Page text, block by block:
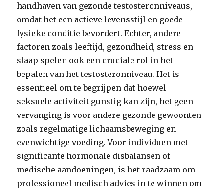
handhaven van gezonde testosteronniveaus,
omdat het een actieve levensstijl en goede
fysieke conditie bevordert. Echter, andere
factoren zoals leeftijd, gezondheid, stress en
slaap spelen ook een cruciale rol in het
bepalen van het testosteronniveau. Het is
essentieel om te begrijpen dat hoewel
seksuele activiteit gunstig kan zijn, het geen
vervanging is voor andere gezonde gewoonten
zoals regelmatige lichaamsbeweging en
evenwichtige voeding. Voor individuen met
significante hormonale disbalansen of
medische aandoeningen, is het raadzaam om
professioneel medisch advies in te winnen om